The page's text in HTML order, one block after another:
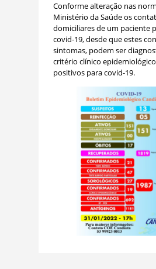
Conforme alteração nas
Ministério da Saúde os
domiciliares de um paciente
covid-19, desde que estes
sintomas, podem ser
critério clínico
positivos para covid-19.